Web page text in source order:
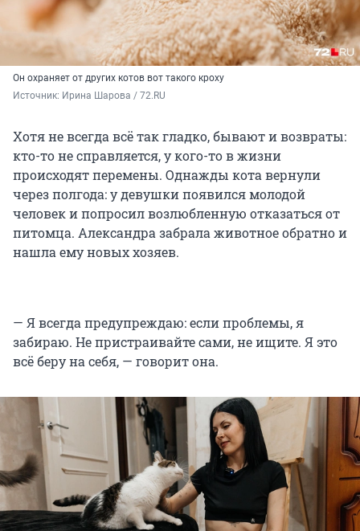
Он охраняет от других котов вот такого кроху
Источник: Ирина Шарова / 72.RU
Хотя не всегда всё так гладко, бывают и возвраты:
кто-то не справляется, у кого-то в жизни
происходят перемены. Однажды кота вернули
через полгода: у девушки появился молодой
человек и попросил возлюбленную отказаться от
питомца. Александра забрала животное обратно и
нашла ему новых хозяев.
— Я всегда предупреждаю: если проблемы, я
забираю. Не пристраивайте сами, не ищите. Я это
всё беру на себя, — говорит она.